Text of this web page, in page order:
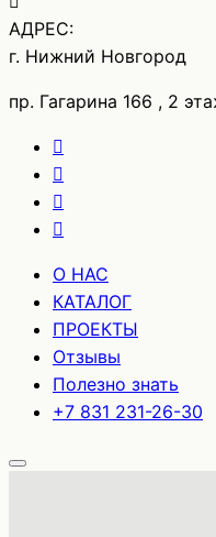
АДРЕС:
г. Нижний Новгород
пр. Гагарина 166 , 2
О НАС
КАТАЛОГ
ПРОЕКТЫ
Отзывы
Полезно знать
+7 831 231-26-30